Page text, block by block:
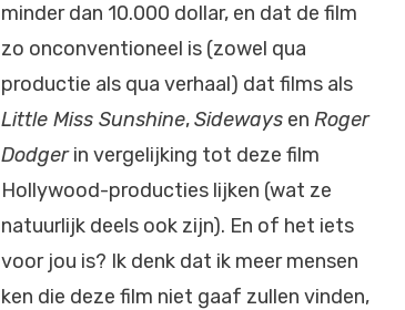
minder dan 10.000 dollar, en dat de film
zo onconventioneel is (zowel qua
productie als qua verhaal) dat films als
Little Miss Sunshine,Sideways en Roger
Dodgerin vergelijking tot deze film
Hollywood-producties lijken (wat ze
natuurlijk deels ook zijn). En of het iets
voor jou is? Ik denk dat ik meer mensen
ken die deze film niet gaaf zullen vinden,